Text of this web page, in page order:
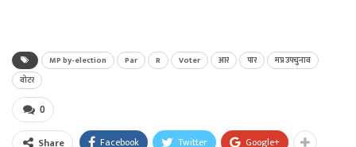
MP by-election Par R Voter आर पार
मप्र उपचुनाव
वोटर
0
Share Facebook Twitter Google+